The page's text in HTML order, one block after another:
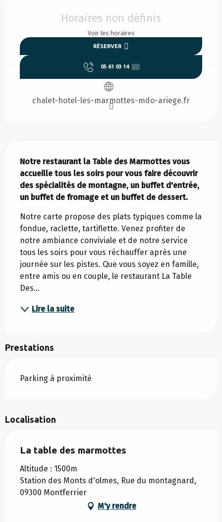
Horaires non définis
Voir les horaires
RÉSERVER
05 61 03 14 ▒▒
chalet-hotel-les-marmottes-mdo-ariege.fr
Notre restaurant la Table des Marmottes vous
accueille tous les soirs pour vous faire découvrir
des spécialités de montagne, un buffet d'entrée,
un buffet de fromage et un buffet de dessert.
Notre carte propose des plats typiques comme la
fondue, raclette, tartiflette. Venez profiter de
notre ambiance conviviale et de notre service
tous les soirs pour vous réchauffer après une
journée sur les pistes. Que vous soyez en famille,
entre amis ou en couple, le restaurant La Table
Des...
Lire la suite
Prestations
Parking à proximité
Localisation
La table des marmottes
Altitude : 1500m
Station des Monts d'olmes, Rue du montagnard,
09300 Montferrier
M'y rendre